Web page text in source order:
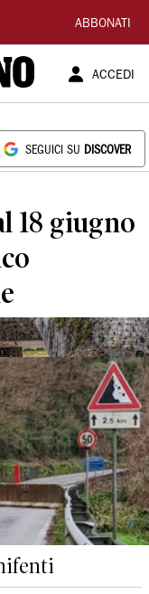
ABBONATI
ACCEDI
SEGUICI SU DISCOVER
18 giugno